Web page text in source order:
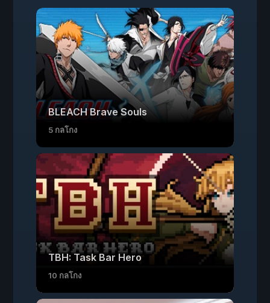
BLEACH Brave Souls
5 กลโกง
TBH: Task Bar Hero
10 กลโกง